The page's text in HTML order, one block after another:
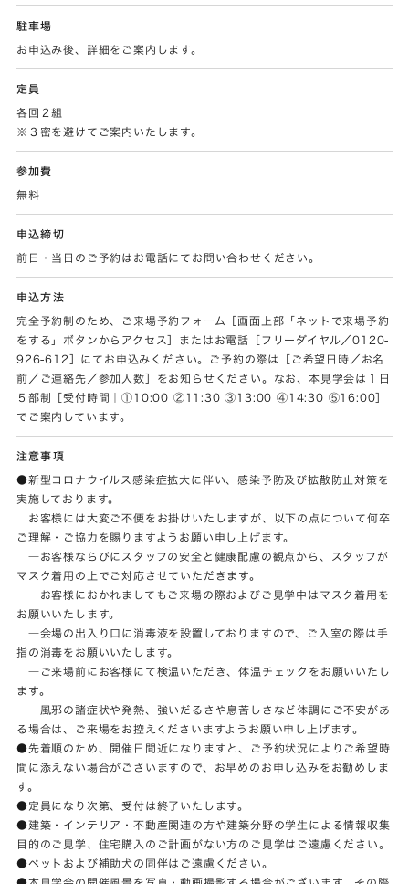
駐車場
お申込み後、詳細をご案内します。
定員
各回２組
※３密を避けてご案内いたします。
参加費
無料
申込締切
前日・当日のご予約はお電話にてお問い合わせください。
申込方法
完全予約制のため、ご来場予約フォーム［画面上部「ネットで来場予約
をする」ボタンからアクセス］またはお電話［フリーダイヤル／0120-
926-612］にてお申込みください。ご予約の際は［ご希望日時／お名
前／ご連絡先／参加人数］をお知らせください。なお、本見学会は１日
５部制［受付時間｜①10:00 ②11:30 ③13:00 ④14:30 ⑤16:00］
でご案内しています。
注意事項
●新型コロナウイルス感染症拡大に伴い、感染予防及び拡散防止対策を
実施しております。
お客様には大変ご不便をお掛けいたしますが、以下の点について何卒
ご理解・ご協力を賜りますようお願い申し上げます。
―お客様ならびにスタッフの安全と健康配慮の観点から、スタッフが
マスク着用の上でご対応させていただきます。
―お客様におかれましてもご来場の際およびご見学中はマスク着用を
お願いいたします。
―会場の出入り口に消毒液を設置しておりますので、ご入室の際は手
指の消毒をお願いいたします。
―ご来場前にお客様にて検温いただき、体温チェックをお願いいたし
ます。
風邪の諸症状や発熱、強いだるさや息苦しさなど体調にご不安があ
る場合は、ご来場をお控えくださいますようお願い申し上げます。
●先着順のため、開催日間近になりますと、ご予約状況によりご希望時
間に添えない場合がございますので、お早めのお申し込みをお勧めしま
す。
●定員になり次第、受付は終了いたします。
●建築・インテリア・不動産関連の方や建築分野の学生による情報収集
目的のご見学、住宅購入のご計画がない方のご見学はご遠慮ください。
●ペットおよび補助犬の同伴はご遠慮ください。
●本見学会の開催風景を写真・動画撮影する場合がございます。その際